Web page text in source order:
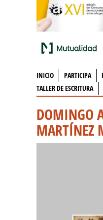
INICIO PARTICIPA
TALLER DE ESCRITURA
DOMINGO
MARTÍNEZ